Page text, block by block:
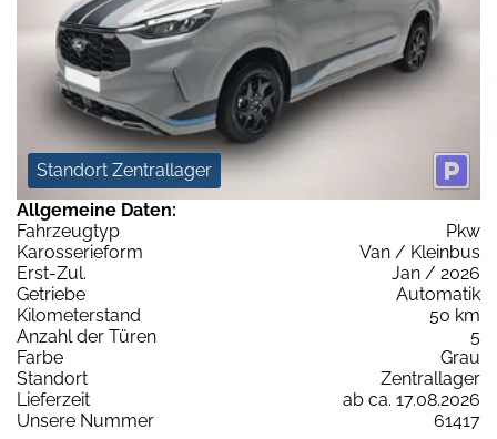
Standort Zentrallager
Allgemeine Daten:
Fahrzeugtyp
Pkw
Karosserieform
Van / Kleinbus
Erst-Zul.
Jan / 2026
Getriebe
Automatik
Kilometerstand
50 km
Anzahl der Türen
5
Farbe
Grau
Standort
Zentrallager
Lieferzeit
ab ca. 17.08.2026
Unsere Nummer
61417